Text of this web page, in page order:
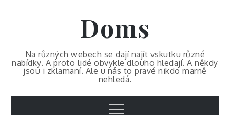
Doms
Na různých webech se dají najít vskutku různé
nabídky. A proto lidé obvykle dlouho hledají. A někdy
jsou i zklamaní. Ale u nás to pravé nikdo marně
nehledá.
Menu